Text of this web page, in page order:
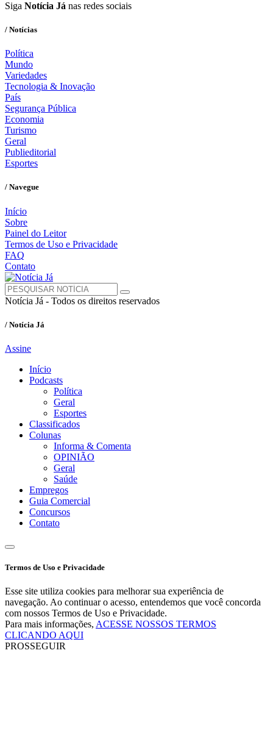
Siga Notícia Já nas redes sociais
/ Notícias
Política
Mundo
Variedades
Tecnologia & Inovação
País
Segurança Pública
Economia
Turismo
Geral
Publieditorial
Esportes
/ Navegue
Início
Sobre
Painel do Leitor
Termos de Uso e Privacidade
FAQ
Contato
Notícia Já - Todos os direitos reservados
/ Notícia Já
Assine
Início
Podcasts
Política
Geral
Esportes
Classificados
Colunas
Informa & Comenta
OPINIÃO
Geral
Saúde
Empregos
Guia Comercial
Concursos
Contato
Termos de Uso e Privacidade
Esse site utiliza cookies para melhorar sua experiência de
navegação. Ao continuar o acesso, entendemos que você concorda
com nossos Termos de Uso e Privacidade.
Para mais informações, ACESSE NOSSOS TERMOS
CLICANDO AQUI
PROSSEGUIR